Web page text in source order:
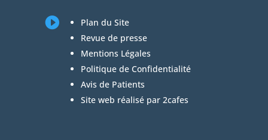

Plan du Site
Revue de presse
Mentions Légales
Politique de Confidentialité
Avis de Patients
Site web réalisé par 2cafes